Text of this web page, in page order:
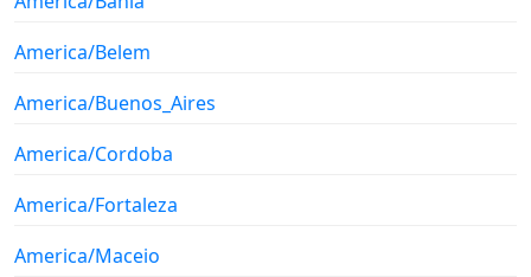
America/Belem
America/Buenos_Aires
America/Cordoba
America/Fortaleza
America/Maceio